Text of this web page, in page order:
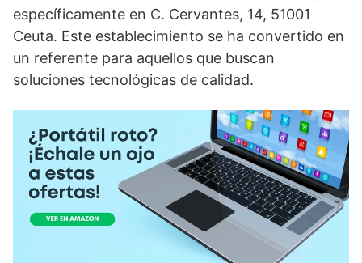
específicamente en C. Cervantes, 14, 51001
Ceuta. Este establecimiento se ha convertido en
un referente para aquellos que buscan
soluciones tecnológicas de calidad.